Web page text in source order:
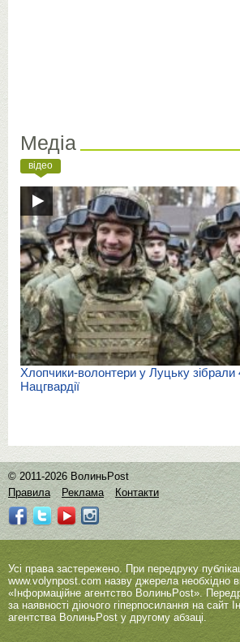
Медіа
відео
Хлопчики-волонтери у Луцьку зібрали
Нацгвардії
© 2011-2026 ВолиньPost
Правила
Реклама Контакти
Усі права застережено. При передруку
www.volynpost.com назву джерела необхідно
«Інформаційне агентство ВолиньPost».
за наявності діючого гіперпосилання на сайт
агентства ВолиньPost у другому абзаці.